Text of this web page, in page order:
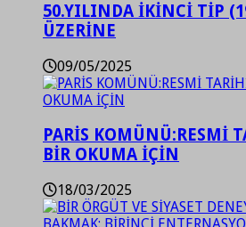
50.YILINDA İKİNCİ TİP
ÜZERİNE
09/05/2025
PARİS KOMÜNÜ:RESMİ
BİR OKUMA İÇİN
18/03/2025